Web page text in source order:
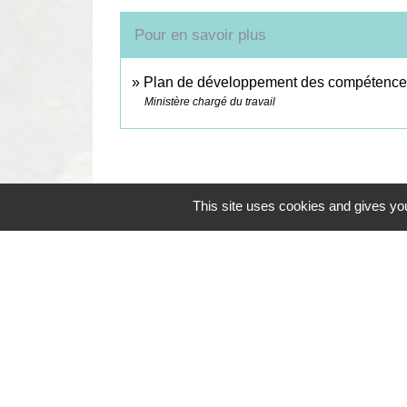
Pour en savoir plus
Plan de développement des
Ministère chargé du travail
This site uses cookies and gives